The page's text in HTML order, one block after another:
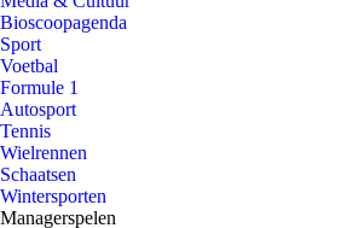
Bioscoopagenda
Sport
Voetbal
Formule 1
Autosport
Tennis
Wielrennen
Schaatsen
Wintersporten
Managerspelen